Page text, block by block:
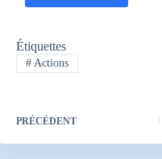
Étiquettes
#Actions
PRÉCÉDENT